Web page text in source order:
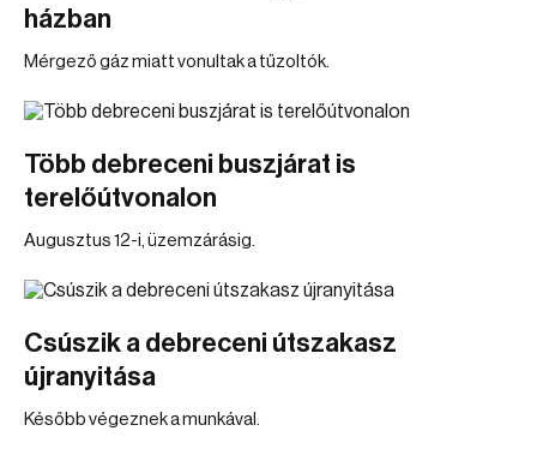
házban
Mérgező gáz miatt vonultak a tűzoltók.
Több debreceni buszjárat is
terelőútvonalon
Augusztus 12-i, üzemzárásig.
Csúszik a debreceni útszakasz
újranyitása
Később végeznek a munkával.